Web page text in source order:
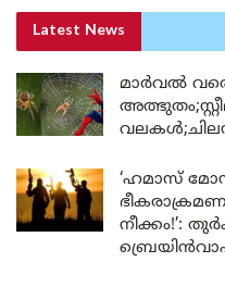
Latest News
മാർവൽ
‘ഹമാസ്
നീക്കം!’: